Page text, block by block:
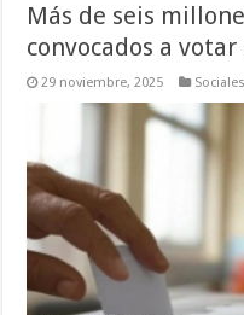
Más de seis
convocados a
29 noviembre, 2025 Sociales